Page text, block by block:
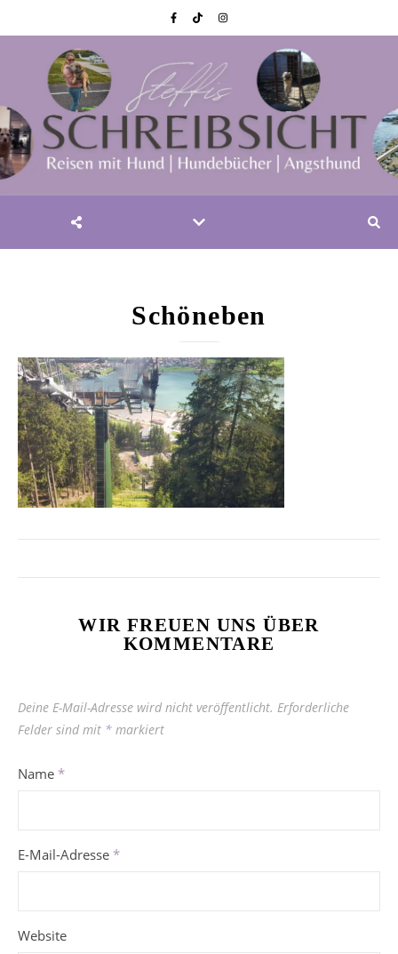
Schöneben
WIR FREUEN UNS ÜBER
KOMMENTARE
Deine E-Mail-Adresse wird nicht veröffentlicht. Erforderliche
Felder sind mit * markiert
Name *
E-Mail-Adresse *
Website